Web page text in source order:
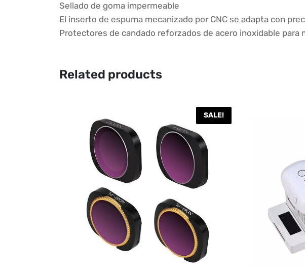
Sellado de goma impermeable
El inserto de espuma mecanizado por CNC se adapta con
Protectores de candado reforzados de acero inoxidable para
Related products
SALE!